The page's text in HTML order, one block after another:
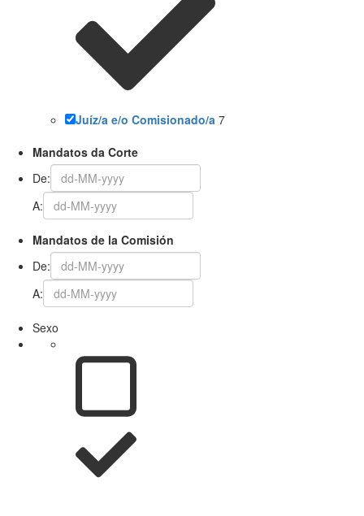
Juíz/a e/o Comisionado/a 7
Mandatos da Corte
De:
A:
Mandatos de la Comisión
De:
A:
Sexo